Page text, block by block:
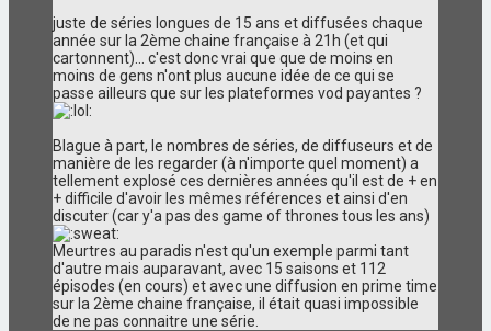
juste de séries longues de 15 ans et diffusées chaque
année sur la 2ème chaine française à 21h (et qui
cartonnent)... c'est donc vrai que que de moins en
moins de gens n'ont plus aucune idée de ce qui se
passe ailleurs que sur les plateformes vod payantes ?
Blague à part, le nombres de séries, de diffuseurs et de
manière de les regarder (à n'importe quel moment) a
tellement explosé ces dernières années qu'il est de + en
+ difficile d'avoir les mêmes références et ainsi d'en
discuter (car y'a pas des game of thrones tous les ans)
Meurtres au paradis n'est qu'un exemple parmi tant
d'autre mais auparavant, avec 15 saisons et 112
épisodes (en cours) et avec une diffusion en prime time
sur la 2ème chaine française, il était quasi impossible
de ne pas connaitre une série.